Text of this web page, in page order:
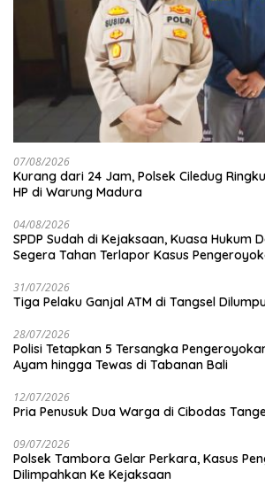
07/08/2026
Kurang dari 24 Jam, Polsek Ciledug
HP di Warung Madura
04/08/2026
SPDP Sudah di Kejaksaan, Kuasa Hukum
Segera Tahan Terlapor Kasus
31/07/2026
Tiga Pelaku Ganjal ATM di Tangsel
28/07/2026
Polisi Tetapkan 5 Tersangka
Ayam hingga Tewas di Tabanan Bali
12/07/2026
Pria Penusuk Dua Warga di Cibodas
09/07/2026
Polsek Tambora Gelar Perkara, Kasus
Dilimpahkan Ke Kejaksaan